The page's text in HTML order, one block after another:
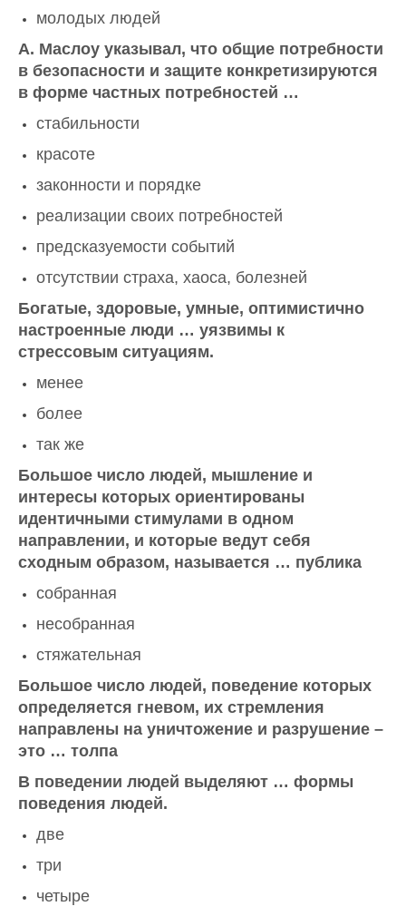
молодых людей
А. Маслоу указывал, что общие потребности
в безопасности и защите конкретизируются
в форме частных потребностей …
стабильности
красоте
законности и порядке
реализации своих потребностей
предсказуемости событий
отсутствии страха, хаоса, болезней
Богатые, здоровые, умные, оптимистично
настроенные люди … уязвимы к
стрессовым ситуациям.
менее
более
так же
Большое число людей, мышление и
интересы которых ориентированы
идентичными стимулами в одном
направлении, и которые ведут себя
сходным образом, называется … публика
собранная
несобранная
стяжательная
Большое число людей, поведение которых
определяется гневом, их стремления
направлены на уничтожение и разрушение –
это … толпа
В поведении людей выделяют … формы
поведения людей.
две
три
четыре